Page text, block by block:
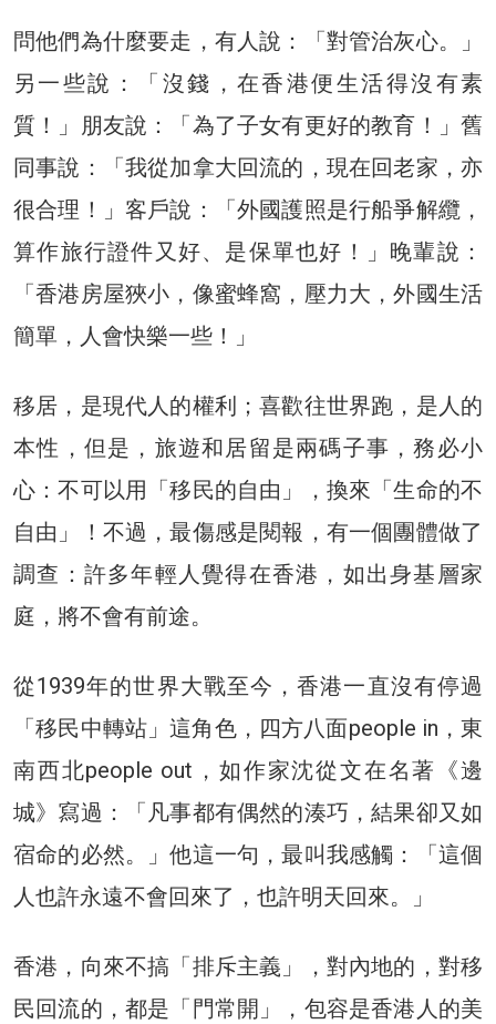
問他們為什麼要走，有人說：「對管治灰心。」
另一些說：「沒錢，在香港便生活得沒有素
質！」朋友說：「為了子女有更好的教育！」舊
同事說：「我從加拿大回流的，現在回老家，亦
很合理！」客戶說：「外國護照是行船爭解纜，
算作旅行證件又好、是保單也好！」晚輩說：
「香港房屋狹小，像蜜蜂窩，壓力大，外國生活
簡單，人會快樂一些！」
移居，是現代人的權利；喜歡往世界跑，是人的
本性，但是，旅遊和居留是兩碼子事，務必小
心：不可以用「移民的自由」，換來「生命的不
自由」！不過，最傷感是閱報，有一個團體做了
調查：許多年輕人覺得在香港，如出身基層家
庭，將不會有前途。
從1939年的世界大戰至今，香港一直沒有停過
「移民中轉站」這角色，四方八面people in，東
南西北people out，如作家沈從文在名著《邊
城》寫過：「凡事都有偶然的湊巧，結果卻又如
宿命的必然。」他這一句，最叫我感觸：「這個
人也許永遠不會回來了，也許明天回來。」
香港，向來不搞「排斥主義」，對內地的，對移
民回流的，都是「門常開」，包容是香港人的美